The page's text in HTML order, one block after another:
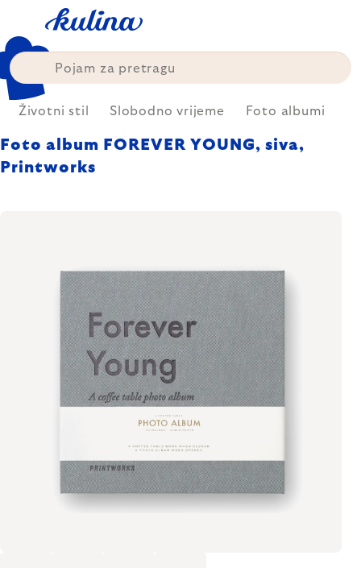
content
Životni stil Slobodno vrijeme Foto albumi
Foto album FOREVER YOUNG, siva,
Printworks